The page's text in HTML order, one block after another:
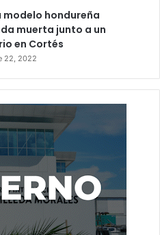
modelo hondureña
muerta junto a un
en Cortés
22, 2022